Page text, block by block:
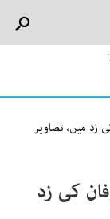
زد میں، تصاویر
کی زد